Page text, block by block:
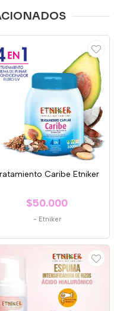
Caribe Etniker
$50.000
- Etniker